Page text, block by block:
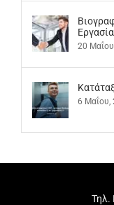
20
6 Μαΐου,
Τηλ.